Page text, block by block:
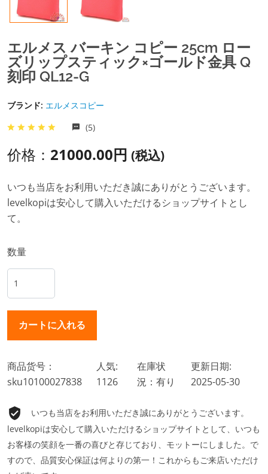
エルメス バーキン コピー 25cm ロー
ズリップスティック×ゴールド金具 Q
刻印 QL12-G
ブランド: エルメスコピー
(5)
价格： 21000.00円 (税込)
いつも当店をお利用いただき誠にありがとうございます。
levelkopiは安心して購入いただけるショップサイトとし
て。
数量
商品货号：
sku10100027838
人気:
1126
在庫状
況：有り
更新日期:
2025-05-30
いつも当店をお利用いただき誠にありがとうございます。
levelkopiは安心して購入いただけるショップサイトとして、いつも
お客様の笑顔を一番の喜びと存じており、モットーにしました。で
すので、品質安心保証は何よりの第一！これからもご来店いただけ